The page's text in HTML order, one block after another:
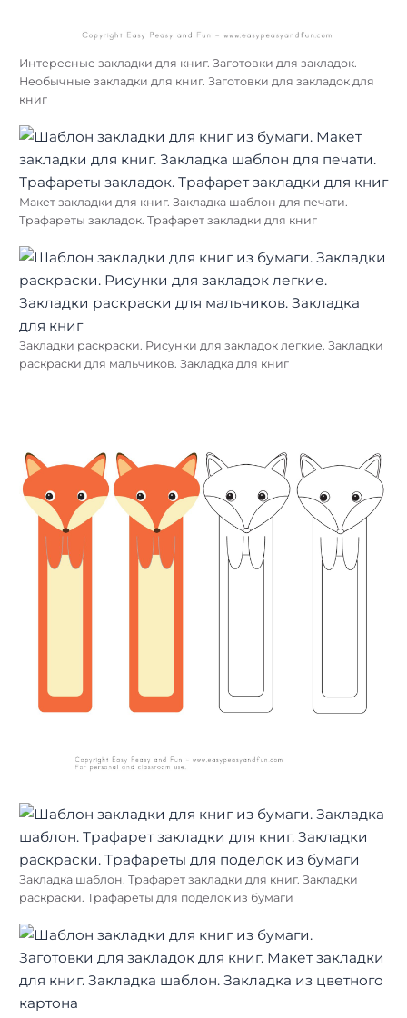
Интересные закладки для книг. Заготовки для закладок.
Необычные закладки для книг. Заготовки для закладок для
книг
Макет закладки для книг. Закладка шаблон для печати.
Трафареты закладок. Трафарет закладки для книг
Закладки раскраски. Рисунки для закладок легкие. Закладки
раскраски для мальчиков. Закладка для книг
Закладка шаблон. Трафарет закладки для книг. Закладки
раскраски. Трафареты для поделок из бумаги